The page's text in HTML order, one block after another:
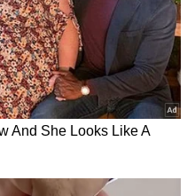
ಮಾಡುವ ಎಲ್ಲಾ ಕೆಲಸ
ಬಗ್ಗೆ ಎಚ್ಚರಿಕೆಯಿಂದಿರಿ.
ಸಲಹೆಗಳನ್ನು
ಕಿರಿಕಿರಿ ಮಾಡಿಕೊಳ್ಳುವ